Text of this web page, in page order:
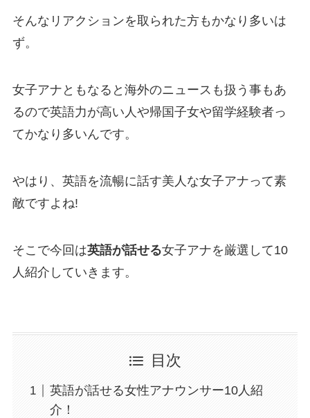
そんなリアクションを取られた方もかなり多いは
ず。
女子アナともなると海外のニュースも扱う事もあ
るので英語力が高い人や帰国子女や留学経験者っ
てかなり多いんです。
やはり、英語を流暢に話す美人な女子アナって素
敵ですよね!
そこで今回は英語が話せる女子アナを厳選して10
人紹介していきます。
目次
英語が話せる女性アナウンサー10人紹
介！